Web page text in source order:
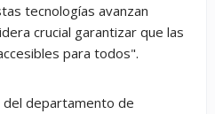
tecnologías avanzan
crucial garantizar que las
para todos".
departamento de